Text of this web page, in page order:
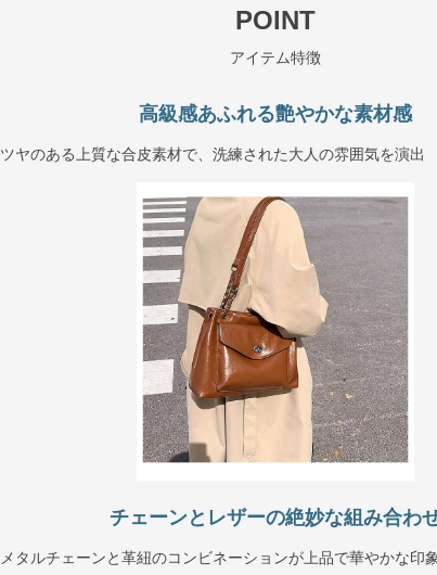
POINT
アイテム特徴
高級感あふれる艶やかな素材感
ツヤのある上質な合皮素材で、洗練された大人の雰囲気を演出
チェーンとレザーの絶妙な組み合わ
メタルチェーンと革紐のコンビネーションが上品で華やかな印